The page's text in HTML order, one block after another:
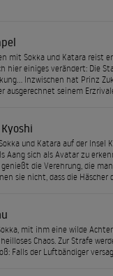
mit Sokka und Katara reist
hier einiges verändert: Die
Inzwischen hat Prinz
ausgerechnet seinem
und Katara auf der Insel
Aang sich als Avatar zu
die Verehrung, die
sie nicht, dass die
mit ihm eine wilde
Chaos. Zur Strafe
Falls der Luftbändiger